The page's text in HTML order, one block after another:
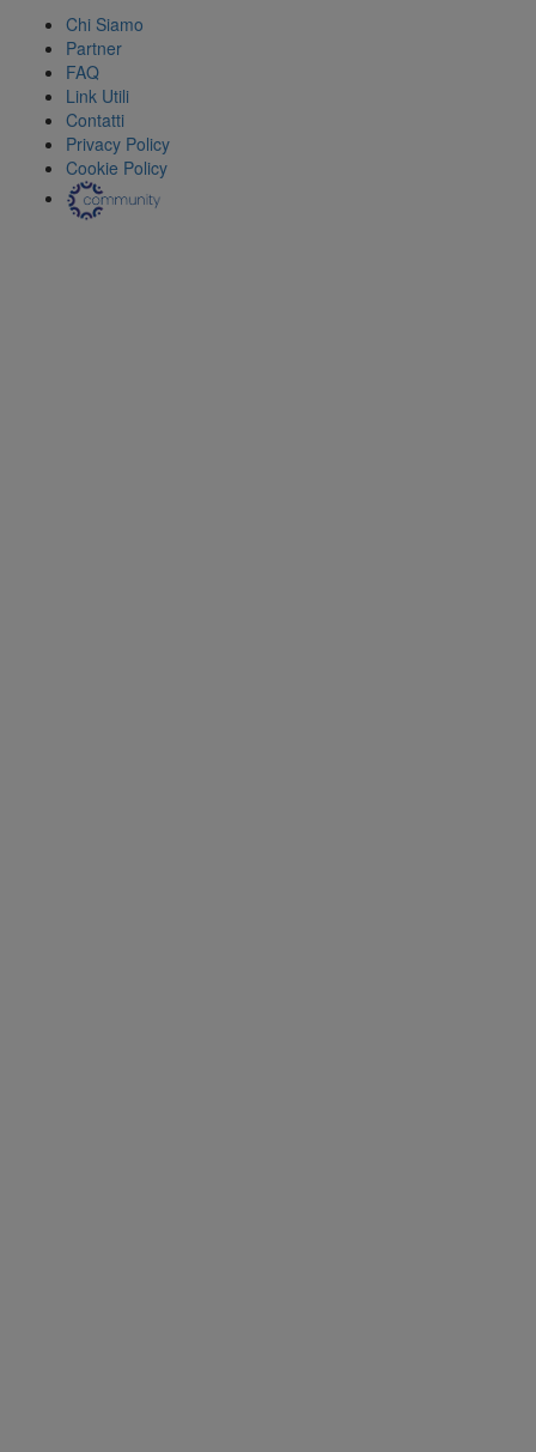
Chi Siamo
Partner
FAQ
Link Utili
Contatti
Privacy Policy
Cookie Policy